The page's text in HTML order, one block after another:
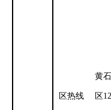
区热线
黄
区